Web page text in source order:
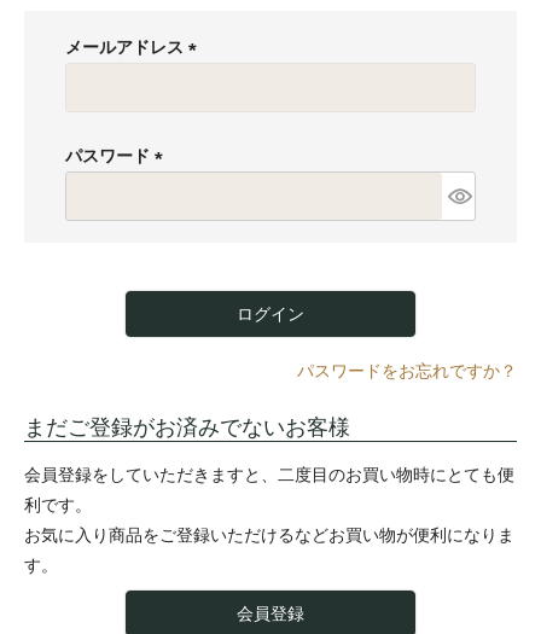
メールアドレス
必
)
パスワード
必
ログイン
パスワードをお忘れですか？
まだご登録がお済みでないお客様
会員登録をしていただきますと、二度目のお買い物時にとても便
利です。
お気に入り商品をご登録いただけるなどお買い物が便利になりま
す。
会員登録